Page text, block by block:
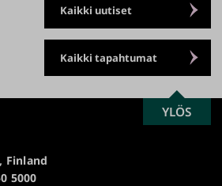
Kaikki uutiset
Kaikki tapahtumat
Finland
5000
SCROLL
TO
YLÖS